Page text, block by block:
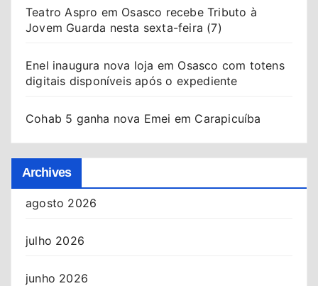
Teatro Aspro em Osasco recebe Tributo à
Jovem Guarda nesta sexta-feira (7)
Enel inaugura nova loja em Osasco com totens
digitais disponíveis após o expediente
Cohab 5 ganha nova Emei em Carapicuíba
Archives
agosto 2026
julho 2026
junho 2026